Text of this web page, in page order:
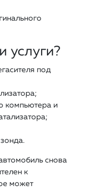
услуги?
под
компьютера и
снова
к
может